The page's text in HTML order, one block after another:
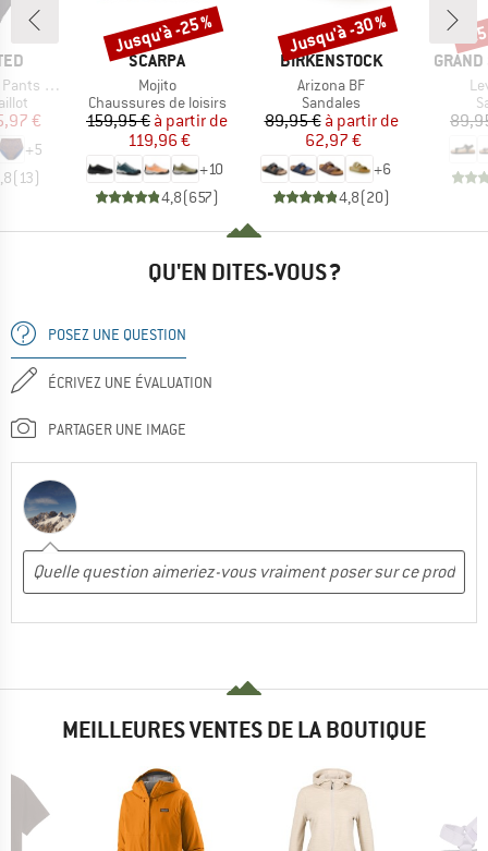
Slite
réduit
€
+5
(13)
MARQUE
SCARPA
Article
Mojito
Product group
Chaussures de loisirs
Prix
159,95 € Prix réduit
à partir de
119,96 €
+10
4,8(657)
Remise
Jusqu'à -25 %
MARQUE
BIRKENSTOCK
Article
Arizona BF
Product group
Sandales
Prix
89,95 € Prix réduit
à partir de
62,97 €
+6
4,8(20)
Remise
Jusqu'à -30 % -
QU'EN DITES-VOUS ?
POSEZ UNE QUESTION
ÉCRIVEZ UNE ÉVALUATION
PARTAGER UNE IMAGE
MEILLEURES VENTES DE LA BOUTIQUE